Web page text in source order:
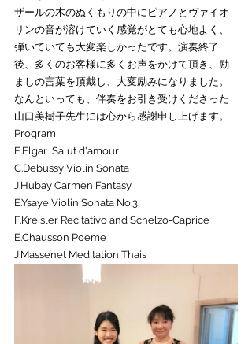
ザールの木のぬくもりの中にピアノとヴァイオ
リンの音が溶けていく感覚がとても心地よく、
弾いていても大変楽しかったです。演奏終了
後、多くのお客様に多くお声をかけて頂き、励
ましの言葉を頂戴し、大変励みになりました。
なんといっても、伴奏をお引き受けくださった
山口美樹子先生には心から感謝申し上げます。
Program
E.Elgar  Salut d'amour
C.Debussy Violin Sonata
J.Hubay Carmen Fantasy
E.Ysaye Violin Sonata No.3
F.Kreisler Recitativo and Schelzo-Caprice
E.Chausson Poeme
J.Massenet Meditation Thais